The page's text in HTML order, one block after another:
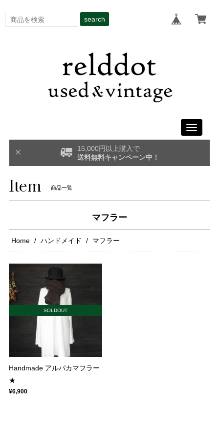
search
Toggle
15,000円以上購入で
送料無料キャンペーン中！
Item 商品一覧
マフラー
Home ハンドメイド マフラー
SOLDOUT
Handmade アルパカマフラー
★
¥6,900